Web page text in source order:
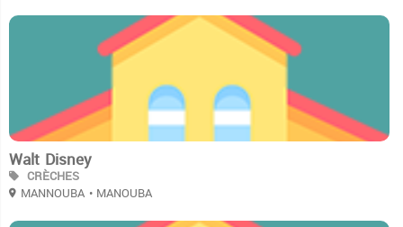
Walt Disney
CRÈCHES
MANNOUBA • MANOUBA